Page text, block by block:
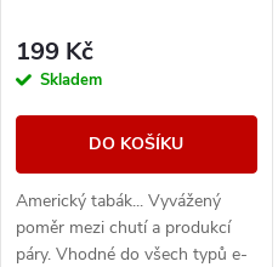
199 Kč
Skladem
DO KOŠÍKU
Americký tabák... Vyvážený
poměr mezi chutí a produkcí
páry. Vhodné do všech typů e-